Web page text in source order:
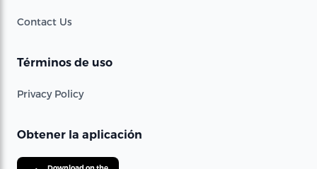
Contact Us
Términos de uso
Privacy Policy
Obtener la aplicación